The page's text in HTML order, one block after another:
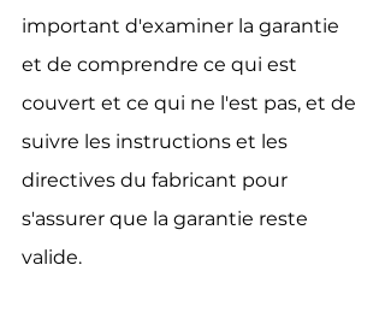
important d'examiner la garantie
et de comprendre ce qui est
couvert et ce qui ne l'est pas, et de
suivre les instructions et les
directives du fabricant pour
s'assurer que la garantie reste
valide.